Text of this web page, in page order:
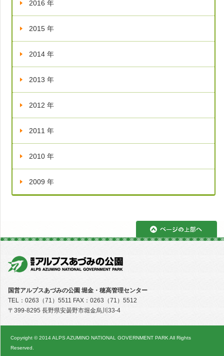
2016 年
2015 年
2014 年
2013 年
2012 年
2011 年
2010 年
2009 年
国営アルプスあづみの公園 堀金・穂高管理センター
TEL：0263（71）5511 FAX：0263（71）5512
〒399-8295 長野県安曇野市堀金烏川33-4
Copyright © 2014 ALPS AZUMINO NATIONAL GOVERNMENT PARK All Rights
Reserved.